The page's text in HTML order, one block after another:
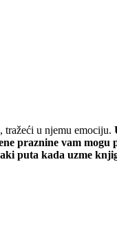
tražeći u njemu emociju.
praznine vam mogu
puta kada uzme